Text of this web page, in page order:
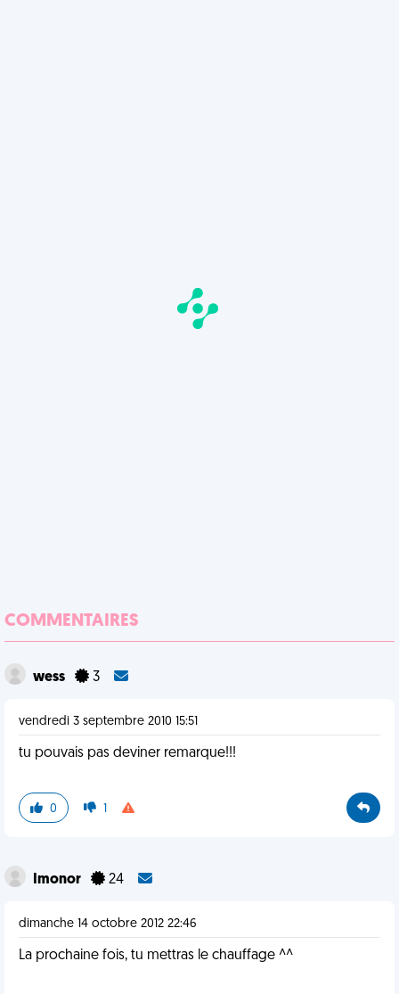
COMMENTAIRES
wess 3
vendredi 3 septembre 2010 15:51
tu pouvais pas deviner remarque!!!
0 1
Imonor 24
dimanche 14 octobre 2012 22:46
La prochaine fois, tu mettras le chauffage ^^